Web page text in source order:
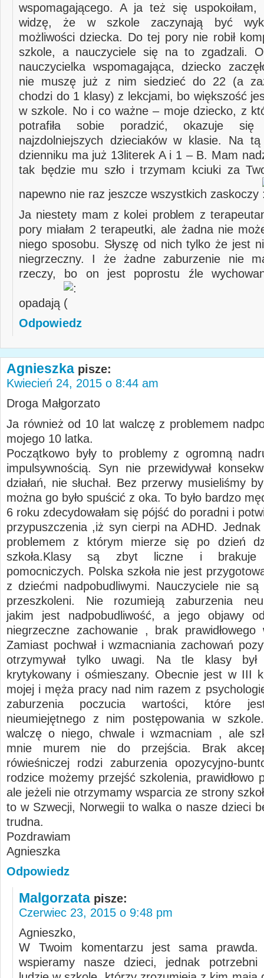
wspomagającego. A ja też się uspokoiłam,
widzę, że w szkole zaczynają być
możliwości dziecka. Do tej pory nie robił
szkole, a nauczyciele się na to zgadzali.
nauczycielka wspomagająca, dziecko
nie muszę już z nim siedzieć do 22 (a
chodzi do 1 klasy) z lekcjami, bo większość
w szkole. No i co ważne – moje dziecko, z
potrafiła sobie poradzić, okazuje
najzdolniejszych dzieciaków w klasie. Na
dzienniku ma już 13literek A i 1 – B. Mam
tak będzie mu szło i trzymam kciuki za
napewno nie raz jeszcze wszystkich zaskoczy
Ja niestety mam z kolei problem z
pory miałam 2 terapeutki, ale żadna nie
niego sposobu. Słyszę od nich tylko że jest
niegrzeczny. I że żadne zaburzenie nie
rzeczy, bo on jest poprostu źle
opadają
Odpowiedz
Agnieszka pisze:
Kwiecień 24, 2015 o 8:44 am
Droga Małgorzato
Ja również od 10 lat walczę z problemem
mojego 10 latka.
Początkowo były to problemy z ogromną
impulsywnością. Syn nie przewidywał
działań, nie słuchał. Bez przerwy musieliśmy
można go było spuścić z oka. To było bardzo
6 roku zdecydowałam się pójść do poradni i
przypuszczenia ,iż syn cierpi na ADHD. Jednak
problemem z którym mierze się po dzień
szkoła.Klasy są zbyt liczne i brakuje
pomocniczych. Polska szkoła nie jest
z dziećmi nadpobudliwymi. Nauczyciele nie są
przeszkoleni. Nie rozumieją zaburzenia
jakim jest nadpobudliwość, a jego objawy
niegrzeczne zachowanie , brak prawidłowego
Zamiast pochwał i wzmacniania zachowań
otrzymywał tylko uwagi. Na tle klasy był
krytykowany i ośmieszany. Obecnie jest w III
mojej i męża pracy nad nim razem z
zaburzenia poczucia wartości, które
nieumiejętnego z nim postępowania w
walczę o niego, chwale i wzmacniam , ale
mnie murem nie do przejścia. Brak
rówieśniczej rodzi zaburzenia opozycyjno-
rodzice możemy przejść szkolenia, prawidłowo
ale jeżeli nie otrzymamy wsparcia ze strony
to w Szwecji, Norwegii to walka o nasze dzieci
trudna.
Pozdrawiam
Agnieszka
Odpowiedz
Malgorzata pisze:
Czerwiec 23, 2015 o 9:48 pm
Agnieszko,
W Twoim komentarzu jest sama
wspieramy nasze dzieci, jednak potrzebni